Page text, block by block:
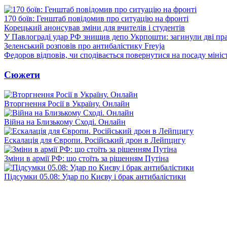
170 боїв: Генштаб повідомив про ситуацію на фронті
Корецький анонсував зміни для вчителів і студентів
У Павлограді удар РФ знищив депо Укрпошти: загинули дві
Зеленський розповів про антибалістику Freyja
Федоров відповів, чи сподівається повернутися на посаду
Сюжети
Вторгнення Росії в Україну. Онлайн
Війна на Близькому Сході. Онлайн
Ескалація для Європи. Російський дрон в Лейпцигу
Зміни в армії РФ: що стоїть за рішенням Путіна
Підсумки 05.08: Удар по Києву і брак антибалістики